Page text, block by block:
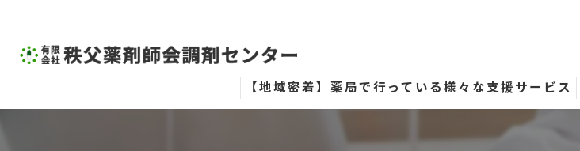
【地域密着】薬局で行っている様々な支援サービス